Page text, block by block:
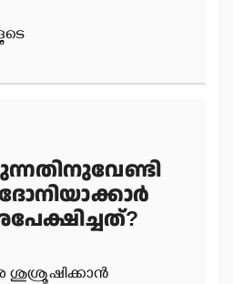
ശുശ്രൂഷിക്കാന്‍